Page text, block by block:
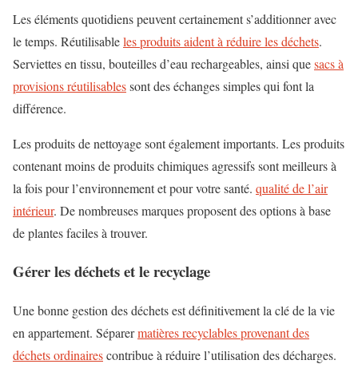
Les éléments quotidiens peuvent certainement s’additionner avec
le temps. Réutilisableles produits aident à réduire les déchets.
Serviettes en tissu, bouteilles d’eau rechargeables, ainsi quesacs à
provisions réutilisablessont des échanges simples qui font la
différence.
Les produits de nettoyage sont également importants. Les produits
contenant moins de produits chimiques agressifs sont meilleurs à
la fois pour l’environnement et pour votre santé. qualité de l’air
intérieur. De nombreuses marques proposent des options à base
de plantes faciles à trouver.
Gérer les déchets et le recyclage
Une bonne gestion des déchets est définitivement la clé de la vie
en appartement. Séparermatières recyclables provenant des
déchets ordinairescontribue à réduire l’utilisation des décharges.